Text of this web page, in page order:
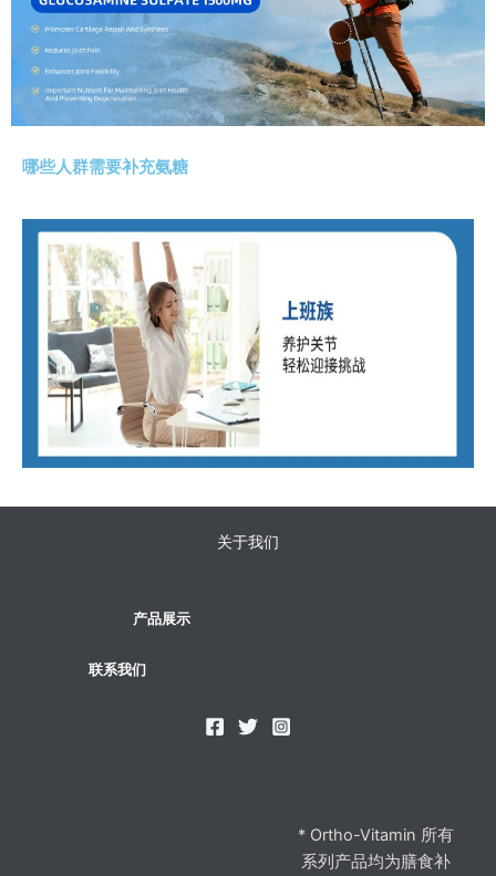
哪些人群需要补充氨糖
关于我们
产品展示
联系我们
* Ortho-Vitamin 所有
系列产品均为膳食补